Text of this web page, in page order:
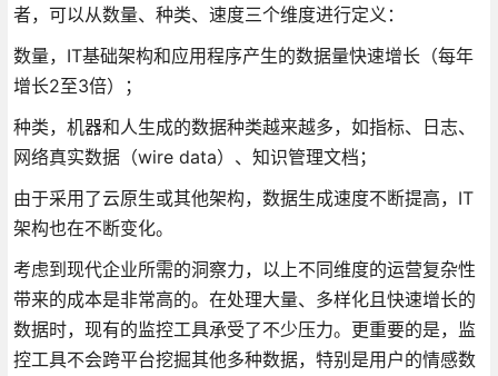
者，可以从数量、种类、速度三个维度进行定义：
数量，IT基础架构和应用程序产生的数据量快速增长（每年
增长2至3倍）；
种类，机器和人生成的数据种类越来越多，如指标、日志、
网络真实数据（wire data）、知识管理文档；
由于采用了云原生或其他架构，数据生成速度不断提高，IT
架构也在不断变化。
考虑到现代企业所需的洞察力，以上不同维度的运营复杂性
带来的成本是非常高的。在处理大量、多样化且快速增长的
数据时，现有的监控工具承受了不少压力。更重要的是，监
控工具不会跨平台挖掘其他多种数据，特别是用户的情感数